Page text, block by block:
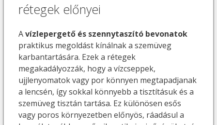
rétegek előnyei
Avízlepergető és szennytaszító bevonatok
praktikus megoldást kínálnak a szemüveg
karbantartására. Ezek a rétegek
megakadályozzák, hogy a vízcseppek,
ujjlenyomatok vagy por könnyen megtapadjanak
a lencsén, így sokkal könnyebb a tisztításuk és a
szemüveg tisztán tartása. Ez különösen esős
vagy poros környezetben előnyös, ráadásul a